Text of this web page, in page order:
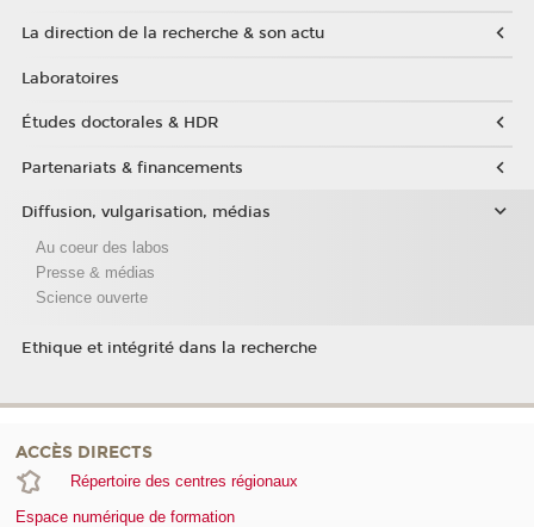
La direction de la recherche & son actu
Laboratoires
Études doctorales & HDR
Partenariats & financements
Diffusion, vulgarisation, médias
Au coeur des labos
Presse & médias
Science ouverte
Ethique et intégrité dans la recherche
ACCÈS DIRECTS
Répertoire des centres régionaux
Espace numérique de formation